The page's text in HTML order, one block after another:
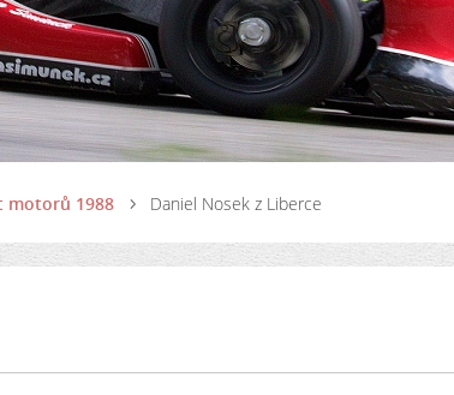
motorů 1988 Daniel Nosek z Liberce